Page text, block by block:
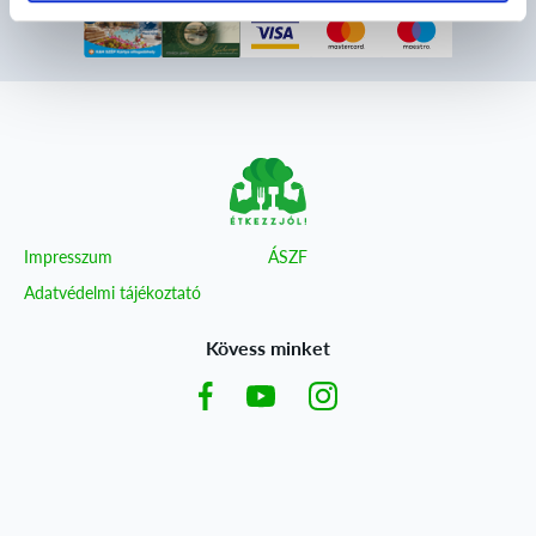
Impresszum
ÁSZF
Adatvédelmi tájékoztató
Kövess minket